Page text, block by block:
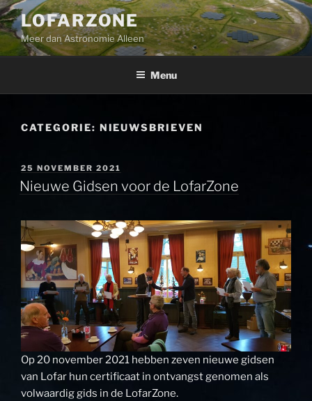
Ga
naar
de
inhoud
LOFARZONE
Meer dan Astronomie Alleen
Menu
CATEGORIE: NIEUWSBRIEVEN
GEPLAATST
OP
25 NOVEMBER 2021
Nieuwe Gidsen voor de LofarZone
Op 20 november 2021 hebben zeven nieuwe gidsen
van Lofar hun certificaat in ontvangst genomen als
volwaardig gids in de LofarZone.